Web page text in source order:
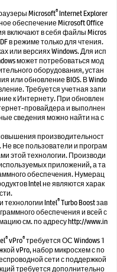
Microsoft®Internet Explorer
обеспечение Microsoft Office
включают в себя файлы Micros
в режиме только для чтения.
или версиях Windows. Для исп
может потребоваться мод
оборудования, устан
или обновление BIOS. В Windo
Требуется учетная запи
к Интернету. При обновлен
провайдера и выполнен
сведения можно найти на с
производительност
все пользователи и програм
этой технологии. Производи
приложений, а та
обеспечения. Нумерац
Intel не являются харак
технологии Intel®Turbo Boost зав
обеспечения и всей с
см. по адресу http://www.in
®vPro®требуется ОС Windows 1
vPro, набор микросхем с по
сети с поддержкой
требуется дополнительно